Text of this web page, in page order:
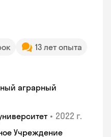
13 лет опыта
аграрный
• 2022 г.
Учреждение